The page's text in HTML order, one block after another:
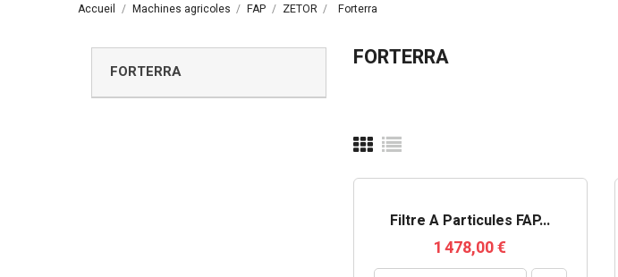
Accueil Machines agricoles FAP ZETOR Forterra
FORTERRA FORTERRA
Filtre À Particules FAP...
1 478,00 €